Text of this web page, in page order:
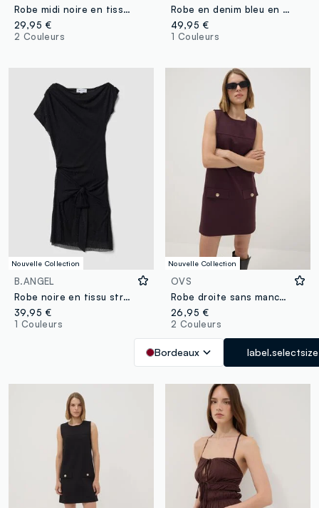
Robe midi noire en tissu stretch, coupe slim
29,95 €
2 Couleurs
Robe en denim bleu en pur coton à décolleté V profond, coupe regular
49,95 €
1 Couleurs
Nouvelle Collection
B.ANGEL
Robe noire en tissu stretch avec drapé, coupe regular
39,95 €
1 Couleurs
Nouvelle Collection
OVS
Robe droite sans manches bordeaux en maille Milano en viscose stretch
26,95 €
2 Couleurs
Bordeaux label.selectsize